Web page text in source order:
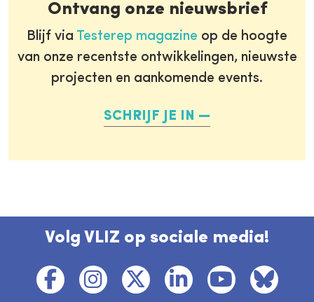
Ontvang onze nieuwsbrief
Blijf via Testerep magazine op de hoogte
van onze recentste ontwikkelingen, nieuwste
projecten en aankomende events.
SCHRIJF JE IN
Volg VLIZ op sociale media!